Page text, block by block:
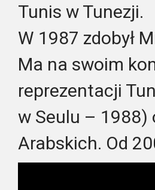
Tunis w Tunezji.
W 1987 zdobył
Ma na swoim
reprezentacji
w Seulu – 1988)
Arabskich. Od